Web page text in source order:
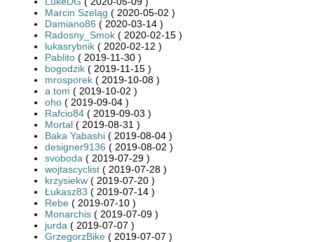
Marcin Szeląg ( 2020-05-02 )
Damiano86 ( 2020-03-14 )
Radosny_Smok ( 2020-02-15 )
lukasrybnik ( 2020-02-12 )
Pablito ( 2019-11-30 )
bogodzik ( 2019-11-15 )
mrosporek ( 2019-10-08 )
a.tom ( 2019-10-02 )
oho ( 2019-09-04 )
Rafcio84 ( 2019-09-03 )
Mortal ( 2019-08-31 )
Baka Yabashi ( 2019-08-04 )
designer9136 ( 2019-08-02 )
svoboda ( 2019-07-29 )
wojtascyclist ( 2019-07-28 )
krzysiekw ( 2019-07-20 )
Łukasz83 ( 2019-07-14 )
Rebe ( 2019-07-10 )
Monarchis ( 2019-07-09 )
jurda ( 2019-07-07 )
GrzegorzBike ( 2019-07-07 )